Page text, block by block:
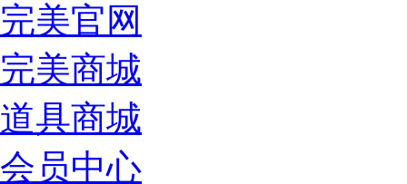
完美官网
完美商城
道具商城
会员中心